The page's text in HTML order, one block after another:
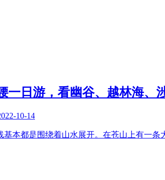
一日游，看幽谷、越林海、
10-14
本都是围绕着山水展开。在苍山上有一条